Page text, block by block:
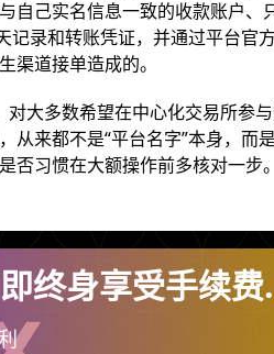
自己实名信息一致的收款账户、
记录和转账凭证，并通过平台官
渠道接单造成的。
大多数希望在中心化交易所参
从来都不是“平台名字”本身，而
否习惯在大额操作前多核对一步
终身享受手续费
）